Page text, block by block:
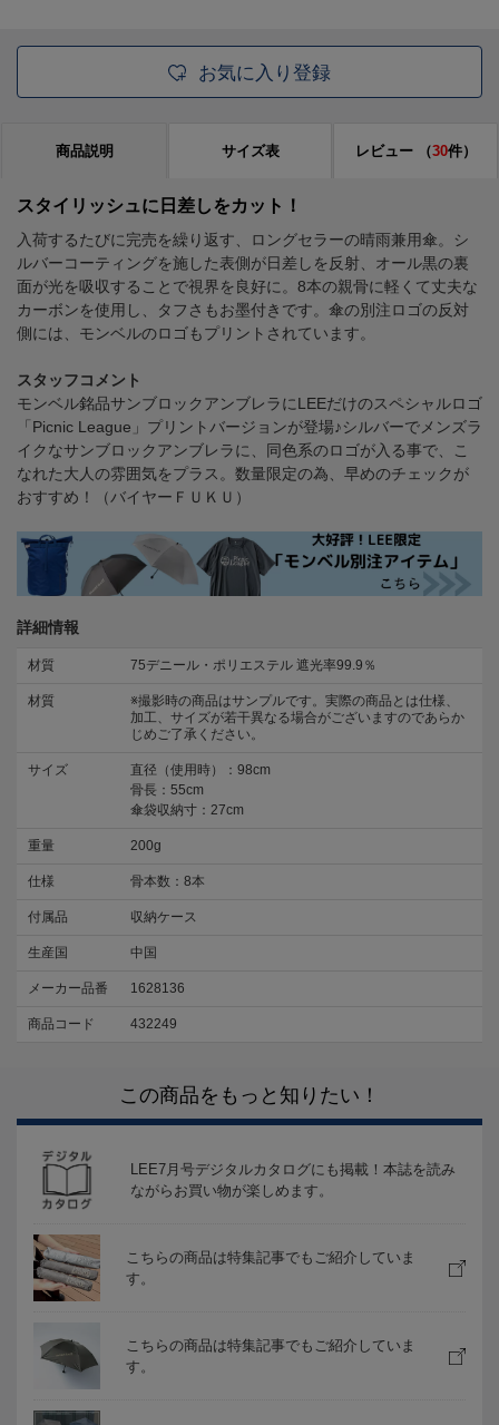
お気に入り登録
商品説明 サイズ表 レビュー （30件）
スタイリッシュに日差しをカット！
入荷するたびに完売を繰り返す、ロングセラーの晴雨兼用傘。シ
ルバーコーティングを施した表側が日差しを反射、オール黒の裏
面が光を吸収することで視界を良好に。8本の親骨に軽くて丈夫な
カーボンを使用し、タフさもお墨付きです。傘の別注ロゴの反対
側には、モンベルのロゴもプリントされています。
スタッフコメント
モンベル銘品サンブロックアンブレラにLEEだけのスペシャルロゴ
「Picnic League」プリントバージョンが登場♪シルバーでメンズラ
イクなサンブロックアンブレラに、同色系のロゴが入る事で、こ
なれた大人の雰囲気をプラス。数量限定の為、早めのチェックが
おすすめ！（バイヤーＦＵＫＵ）
詳細情報
材質 75デニール・ポリエステル 遮光率99.9％
材質
※撮影時の商品はサンプルです。実際の商品とは仕様、
加工、サイズが若干異なる場合がございますのであらか
じめご了承ください。
サイズ
直径（使用時）：98cm
骨長：55cm
傘袋収納寸：27cm
重量 200g
仕様 骨本数：8本
付属品 収納ケース
生産国 中国
メーカー品番 1628136
商品コード 432249
この商品をもっと知りたい！
LEE7月号デジタルカタログにも掲載！本誌を読み
ながらお買い物が楽しめます。
こちらの商品は特集記事でもご紹介していま
す。
こちらの商品は特集記事でもご紹介していま
す。